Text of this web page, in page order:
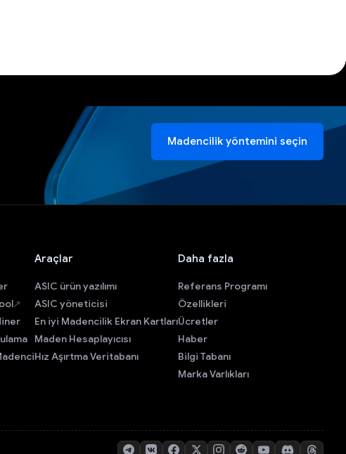
Madencilik yöntemini seçin
Araçlar
ASIC ürün yazılımı
ASIC yöneticisi
En iyi Madencilik Ekran Kartları
Maden Hesaplayıcısı
Hız Aşırtma Veritabanı
Daha fazla
Referans Programı
Özellikleri
Ücretler
Haber
Bilgi Tabanı
Marka Varlıkları